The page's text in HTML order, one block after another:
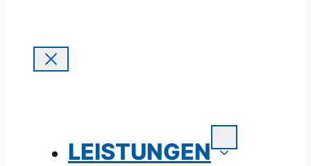
LEISTUNGEN